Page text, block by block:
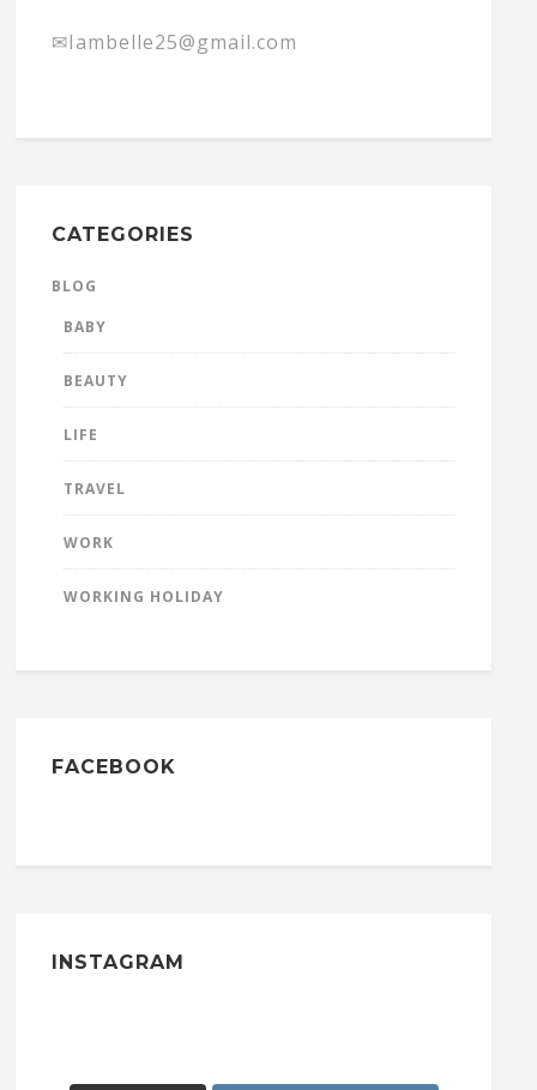
✉Iambelle25@gmail.com
CATEGORIES
BLOG
BABY
BEAUTY
LIFE
TRAVEL
WORK
WORKING HOLIDAY
FACEBOOK
INSTAGRAM